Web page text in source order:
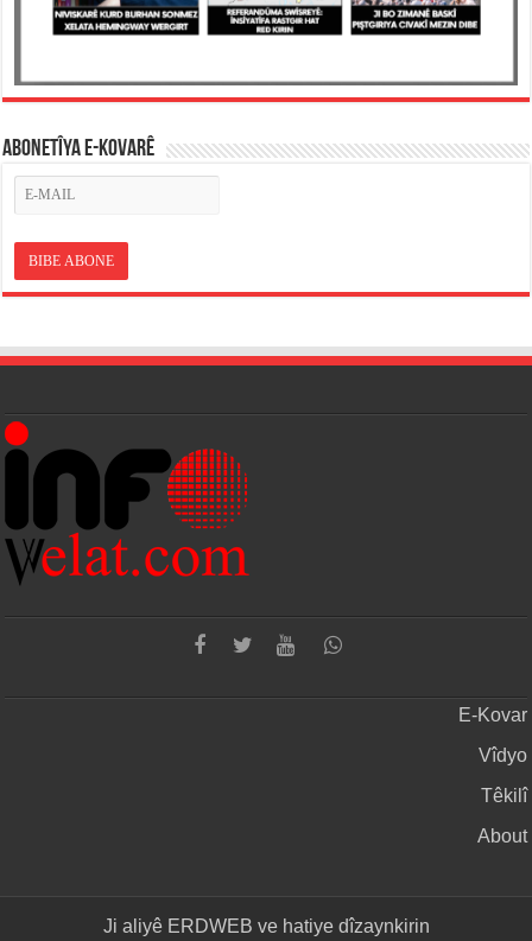
ABONETÎYA E-KOVARÊ
E-Kovar
Vîdyo
Têkilî
About
Ji aliyê ERDWEB ve hatiye dîzaynkirin